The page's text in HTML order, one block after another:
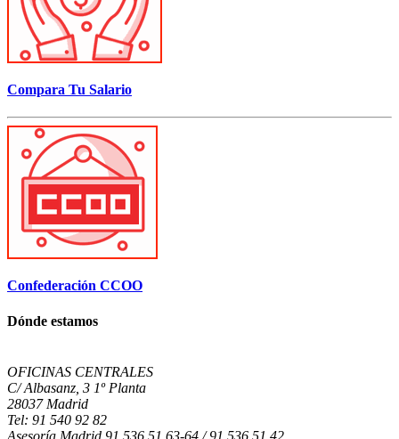
Compara Tu Salario
Confederación CCOO
Dónde estamos
OFICINAS CENTRALES
C/ Albasanz, 3 1º Planta
28037 Madrid
Tel: 91 540 92 82
Asesoría Madrid 91 536 51 63-64 / 91 536 51 42